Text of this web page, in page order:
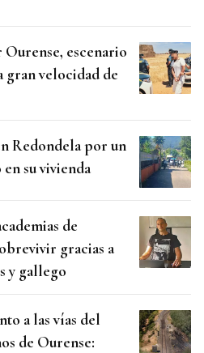
Ourense, escenario
gran velocidad de
Redondela por un
su vivienda
de
gracias a
y gallego
a las vías del
de Ourense: